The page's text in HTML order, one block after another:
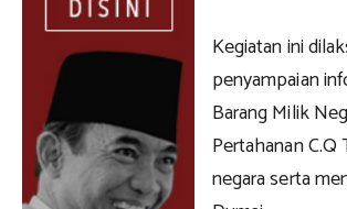
Kegiatan ini
penyampaian
Barang Milik
Pertahanan
negara serta